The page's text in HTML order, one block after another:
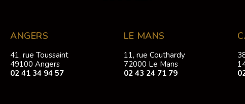
ANGERS
41, rue Toussaint
49100 Angers
02 41 34 94 57
LE MANS
11, rue Couthardy
72000 Le Mans
02 43 24 71 79